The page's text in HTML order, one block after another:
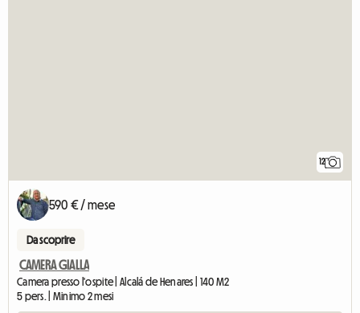
12
590 € / mese
Da scoprire
CAMERA GIALLA
Camera presso l'ospite | Alcalá de Henares | 140 M2
5 pers. | Minimo 2 mesi